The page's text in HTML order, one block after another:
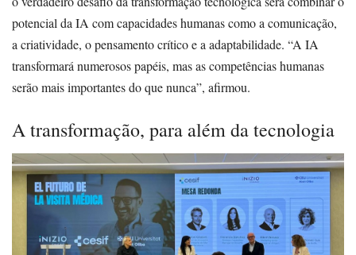
potencial da IA com capacidades humanas como a comunicação,
a criatividade, o pensamento crítico e a adaptabilidade. “A IA
transformará numerosos papéis, mas as competências humanas
serão mais importantes do que nunca”, afirmou.
A transformação, para além da tecnologia